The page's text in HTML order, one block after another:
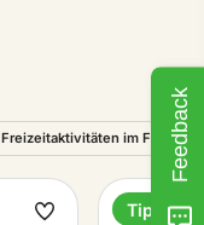
Freizeitaktivitäten im Freien
Tip van
Feedback